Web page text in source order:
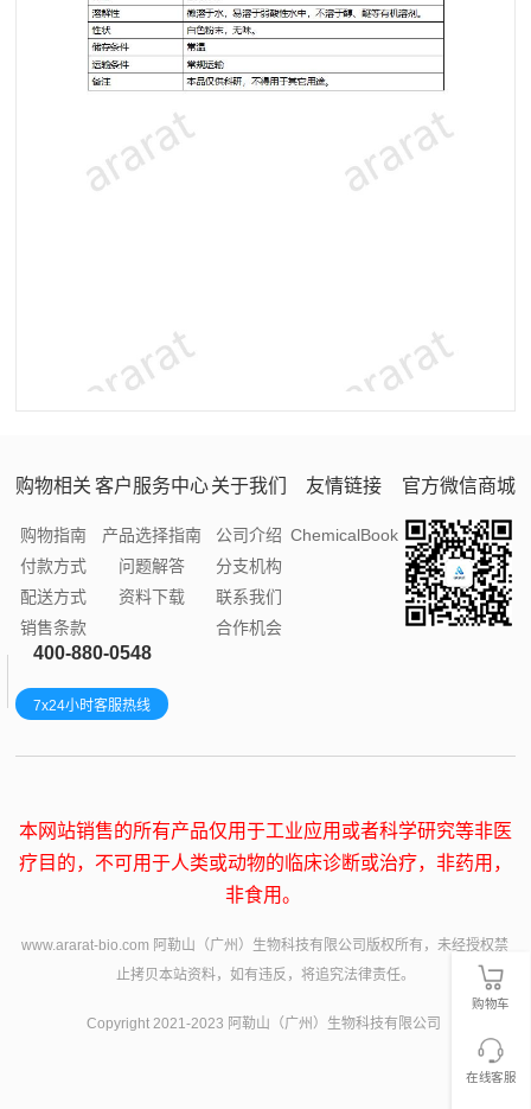
购物相关
购物指南
付款方式
配送方式
销售条款
客户服务中心
产品选择指南
问题解答
资料下载
关于我们
公司介绍
分支机构
联系我们
合作机会
友情链接
ChemicalBook
官方微信商城
400-880-0548
7x24小时客服热线
本网站销售的所有产品仅用于工业应用或者科学研究等非医
疗目的，不可用于人类或动物的临床诊断或治疗，非药用，
非食用。
www.ararat-bio.com 阿勒山（广州）生物科技有限公司版权所有，未经授权禁
止拷贝本站资料，如有违反，将追究法律责任。
Copyright 2021-2023 阿勒山（广州）生物科技有限公司
购物车
在线客服